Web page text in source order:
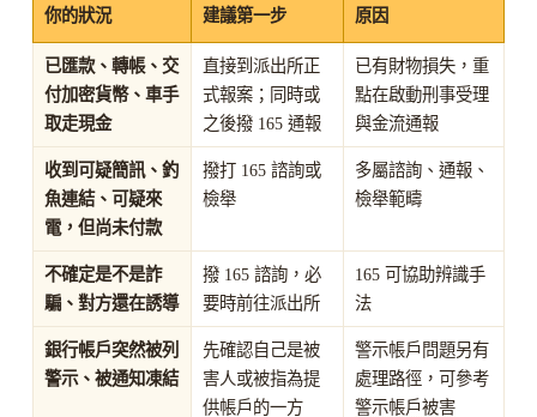
你的狀況 建議第一步 原因
已匯款、轉帳、交
付加密貨幣、車手
取走現金
直接到派出所正
式報案；同時或
之後撥 165 通報
已有財物損失，重
點在啟動刑事受理
與金流通報
收到可疑簡訊、釣
魚連結、可疑來
電，但尚未付款
撥打 165 諮詢或
檢舉
多屬諮詢、通報、
檢舉範疇
不確定是不是詐
騙、對方還在誘導
撥 165 諮詢，必
要時前往派出所
165 可協助辨識手
法
銀行帳戶突然被列
警示、被通知凍結
先確認自己是被
害人或被指為提
供帳戶的一方
警示帳戶問題另有
處理路徑，可參考
警示帳戶被害